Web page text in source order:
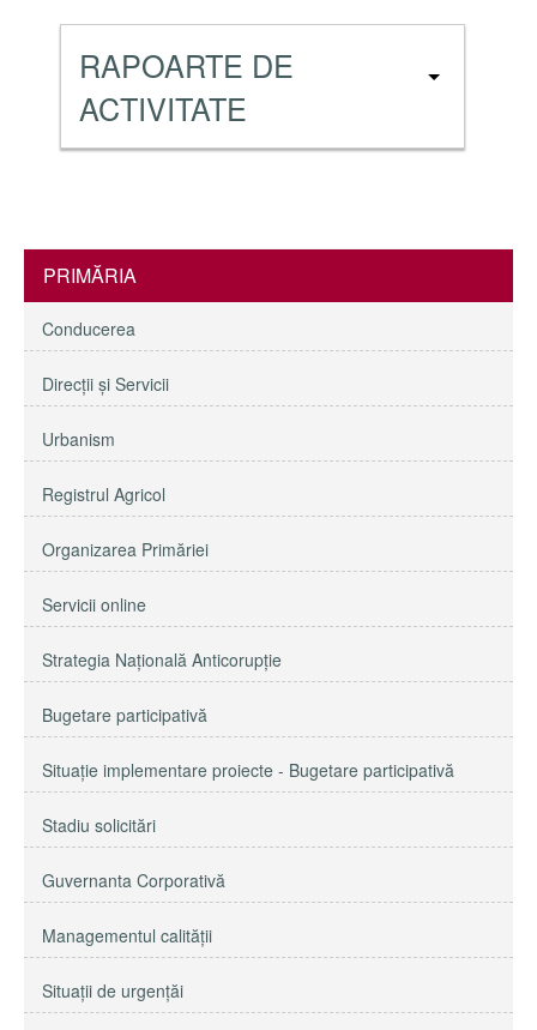
RAPOARTE DE
ACTIVITATE
PRIMĂRIA
Conducerea
Direcţii și Servicii
Urbanism
Registrul Agricol
Organizarea Primăriei
Servicii online
Strategia Naţională Anticorupţie
Bugetare participativă
Situație implementare proiecte - Bugetare participativă
Stadiu solicitări
Guvernanta Corporativă
Managementul calităţii
Situații de urgențăi